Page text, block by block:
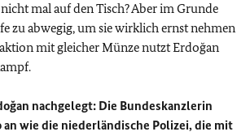
mal auf den Tisch? Aber im Grunde
zu abwegig, um sie wirklich ernst nehmen
mit gleicher Münze nutzt Erdoğan
nachgelegt: Die Bundeskanzlerin
an wie die niederländische Polizei, die mit